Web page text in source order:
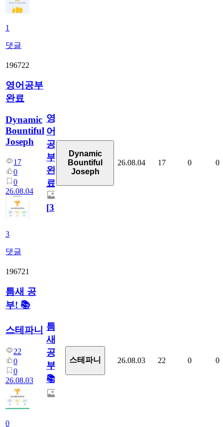
1
댓글
196722
영어공부
완료
Dynamic
Bountiful
Joseph
17
0
0
26.08.04
3
댓글
영
어
공
부
완
료
[3]
Dynamic
Bountiful
Joseph
26.08.04 17 0 0
196721
틈새 공
부! 📚
스테파니
22
0
0
26.08.03
0
틈
새
공
부!
📚
스테파니 26.08.03 22 0 0